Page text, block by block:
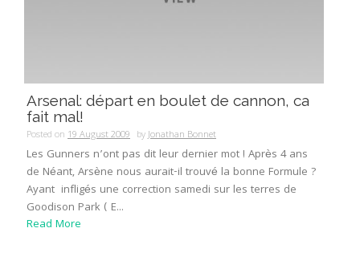
Arsenal: départ en boulet de cannon, ca
fait mal!
Posted on 19 August 2009 byJonathan Bonnet
Les Gunners n’ont pas dit leur dernier mot ! Après 4 ans
de Néant, Arsène nous aurait-il trouvé la bonne Formule ?
Ayant infligés une correction samedi sur les terres de
Goodison Park ( E...
Read More